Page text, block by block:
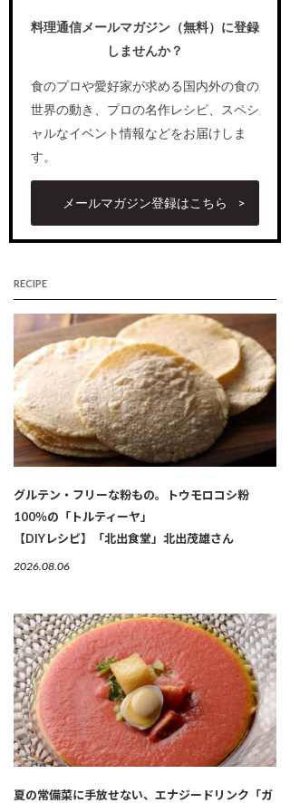
料理通信メールマガジン（無料）に登録
しませんか？
食のプロや愛好家が求める国内外の食の
世界の動き、プロの名作レシピ、スペシ
ャルなイベント情報などをお届けしま
す。
メールマガジン登録はこちら
RECIPE
グルテン・フリーな粉もの。トウモロコシ粉
100％の「トルティーヤ」
【DIYレシピ】「北出食堂」北出茂雄さん
2026.08.06
夏の常備菜に手放せない、エナジードリンク「ガ